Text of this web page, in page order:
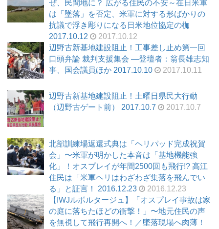
ぜ、民間地に？ 広がる住民の不安～在日米軍
は「墜落」を否定、米軍に対する形ばかりの
抗議で浮き彫りになる日米地位協定の枷
2017.10.12
2017.10.12
辺野古新基地建設阻止！工事差し止め第一回
口頭弁論 裁判支援集会 ―登壇者：翁長雄志知
事、国会議員ほか 2017.10.10
2017.10.11
辺野古新基地建設阻止！土曜日県民大行動
（辺野古ゲート前） 2017.10.7
2017.10.7
北部訓練場返還式典は「ヘリパッド完成祝賀
会」〜米軍が明かした本音は「基地機能強
化」！オスプレイが年間2500回も飛行!? 高江
住民は「米軍ヘリはわざわざ集落を飛んでい
る」と証言！ 2016.12.23
2016.12.23
【IWJルポルタージュ】「オスプレイ事故は家
の庭に落ちたほどの衝撃！」〜地元住民の声
を無視して飛行再開へ！／墜落現場へ肉薄！